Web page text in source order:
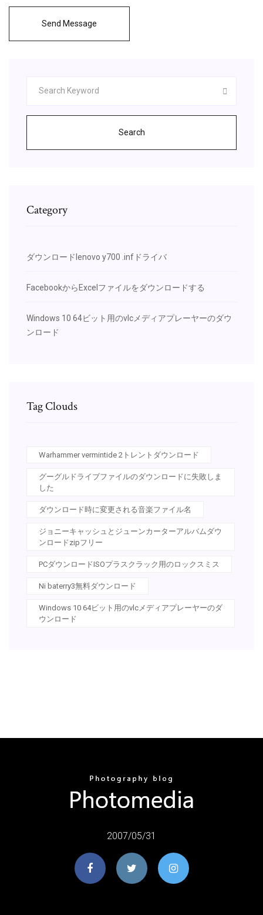
Send Message
Search
Category
ダウンロードlenovo y700 .infドライバ
FacebookからExcelファイルをダウンロードする
Windows 10 64ビット用のvlcメディアプレーヤーのダウ
ンロード
Tag Clouds
Warhammer vermintide 2トレントダウンロード
グーグルドライブファイルのダウンロードに失敗しま
した
ダウンロード時に変更される音楽ファイル名
ジョニーキャッシュとジューンカーターアルバムダウ
ンロードzipフリー
PCダウンロードISOプラスクラック用のロックスミス
Ni baterry3無料ダウンロード
Windows 10 64ビット用のvlcメディアプレーヤーのダ
ウンロード
2007/05/31